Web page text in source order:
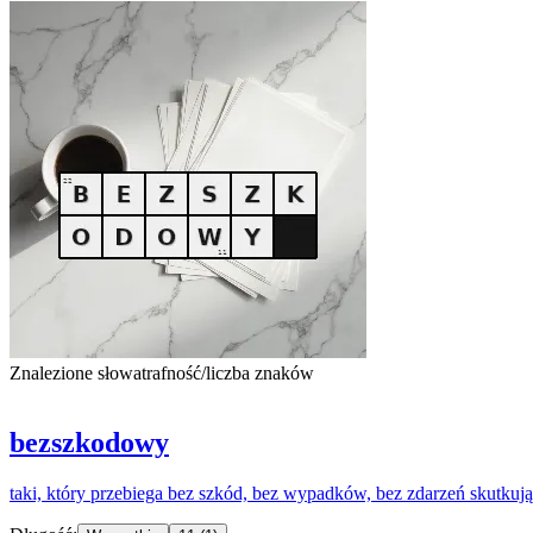
Znalezione słowatrafność/liczba znaków
bezszkodowy
taki, który przebiega bez szkód, bez wypadków, bez zdarzeń